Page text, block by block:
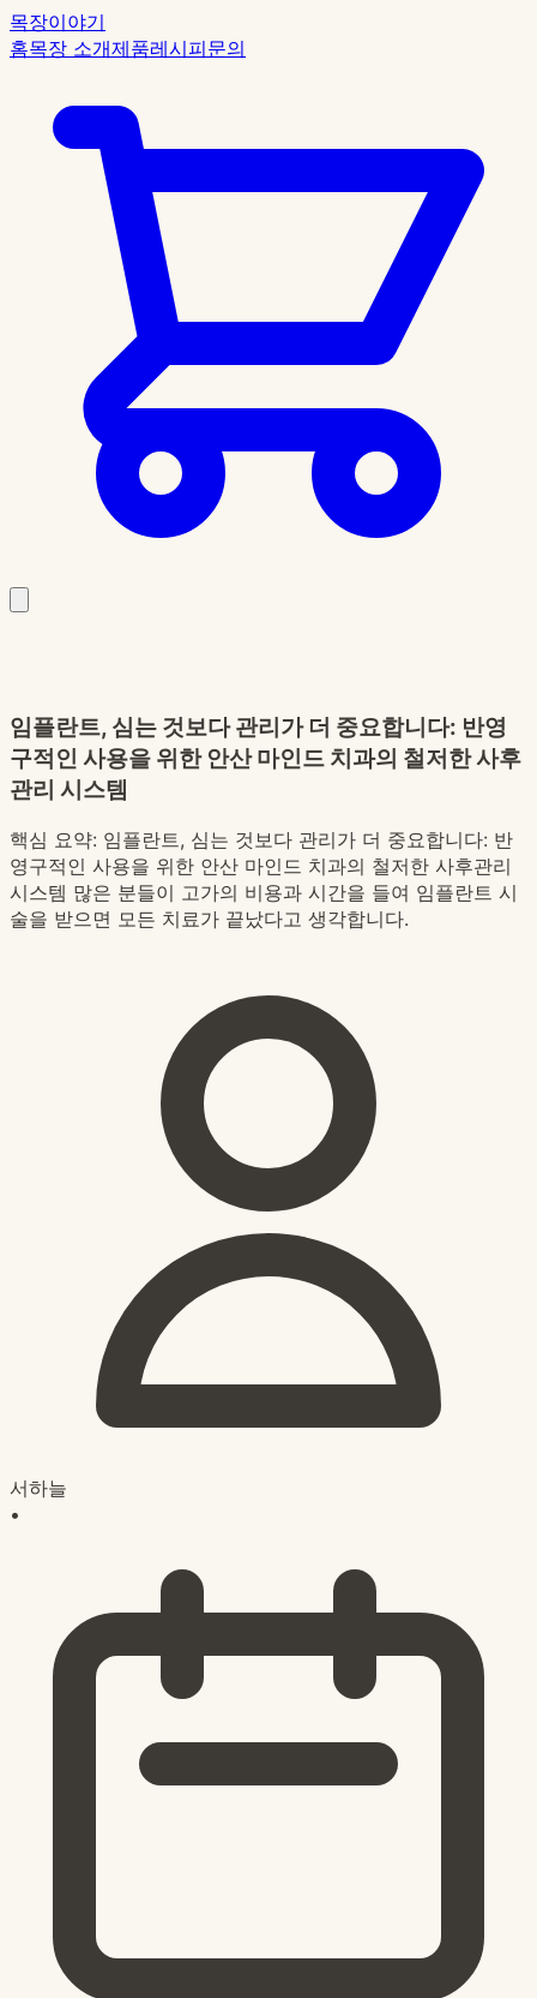
목장이야기
홈목장 소개제품레시피문의
임플란트, 심는 것보다 관리가 더 중요합니다: 반영
구적인 사용을 위한 안산 마인드 치과의 철저한 사후
관리 시스템
핵심 요약: 임플란트, 심는 것보다 관리가 더 중요합니다: 반
영구적인 사용을 위한 안산 마인드 치과의 철저한 사후관리
시스템 많은 분들이 고가의 비용과 시간을 들여 임플란트 시
술을 받으면 모든 치료가 끝났다고 생각합니다.
서하늘
•